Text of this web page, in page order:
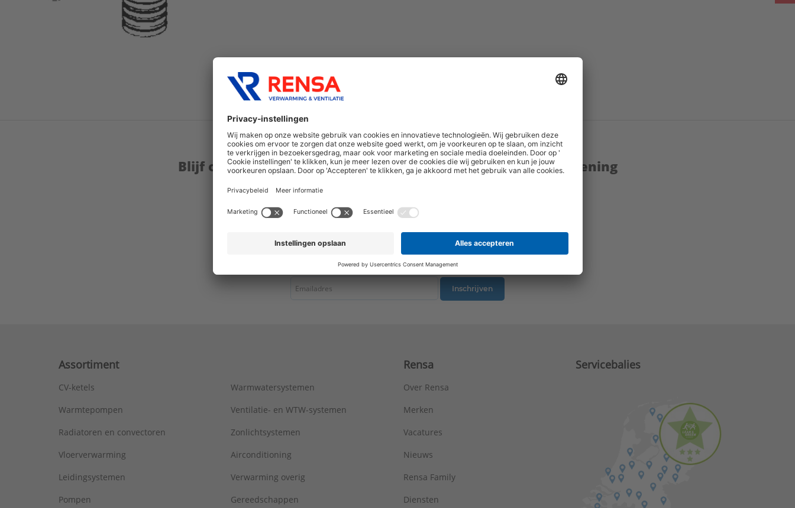
Blijf op de hoogte van nieuwe producten en onze dienstverlening
Inschrijven
Assortiment
CV-ketels
Warmtepompen
Radiatoren en convectoren
Vloerverwarming
Leidingsystemen
Pompen
Warmwatersystemen
Ventilatie- en WTW-systemen
Zonlichtsystemen
Airconditioning
Verwarming overig
Gereedschappen
Rensa
Over Rensa
Merken
Vacatures
Nieuws
Rensa Family
Diensten
Servicebalies